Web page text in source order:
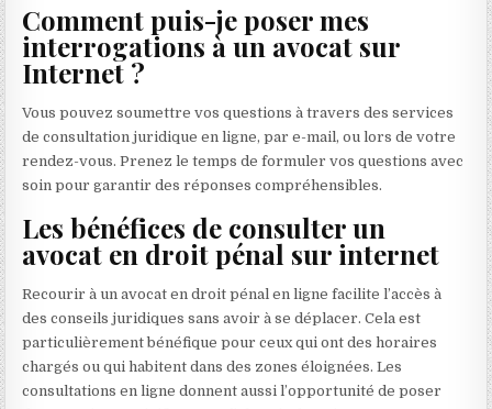
Comment puis-je poser mes
interrogations à un avocat sur
Internet ?
Vous pouvez soumettre vos questions à travers des services
de consultation juridique en ligne, par e-mail, ou lors de votre
rendez-vous. Prenez le temps de formuler vos questions avec
soin pour garantir des réponses compréhensibles.
Les bénéfices de consulter un
avocat en droit pénal sur internet
Recourir à un avocat en droit pénal en ligne facilite l’accès à
des conseils juridiques sans avoir à se déplacer. Cela est
particulièrement bénéfique pour ceux qui ont des horaires
chargés ou qui habitent dans des zones éloignées. Les
consultations en ligne donnent aussi l’opportunité de poser